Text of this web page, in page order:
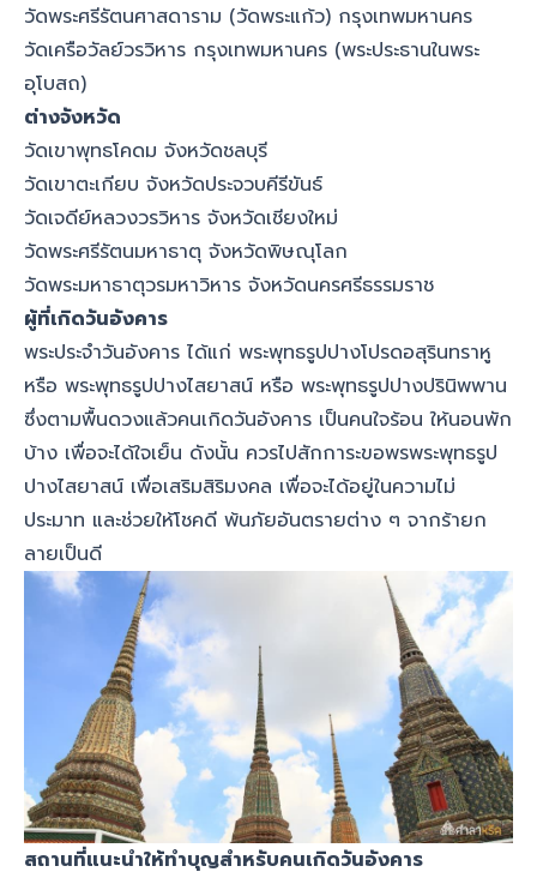
วัดพระศรีรัตนศาสดาราม (วัดพระแก้ว) กรุงเทพมหานคร
วัดเครือวัลย์วรวิหาร กรุงเทพมหานคร (พระประธานในพระ
อุโบสถ)
ต่างจังหวัด
วัดเขาพุทธโคดม จังหวัดชลบุรี
วัดเขาตะเกียบ จังหวัดประจวบคีรีขันธ์
วัดเจดีย์หลวงวรวิหาร จังหวัดเชียงใหม่
วัดพระศรีรัตนมหาธาตุ จังหวัดพิษณุโลก
วัดพระมหาธาตุวรมหาวิหาร จังหวัดนครศรีธรรมราช
ผู้ที่เกิดวันอังคาร
พระประจำวันอังคาร ได้แก่ พระพุทธรูปปางโปรดอสุรินทราหู
หรือ พระพุทธรูปปางไสยาสน์ หรือ พระพุทธรูปปางปรินิพพาน
ซึ่งตามพื้นดวงแล้วคนเกิดวันอังคาร เป็นคนใจร้อน ให้นอนพัก
บ้าง เพื่อจะได้ใจเย็น ดังนั้น ควรไปสักการะขอพรพระพุทธรูป
ปางไสยาสน์ เพื่อเสริมสิริมงคล เพื่อจะได้อยู่ในความไม่
ประมาท และช่วยให้โชคดี พ้นภัยอันตรายต่าง ๆ จากร้ายก
ลายเป็นดี
สถานที่แนะนำให้ทำบุญสำหรับคนเกิดวันอังคาร